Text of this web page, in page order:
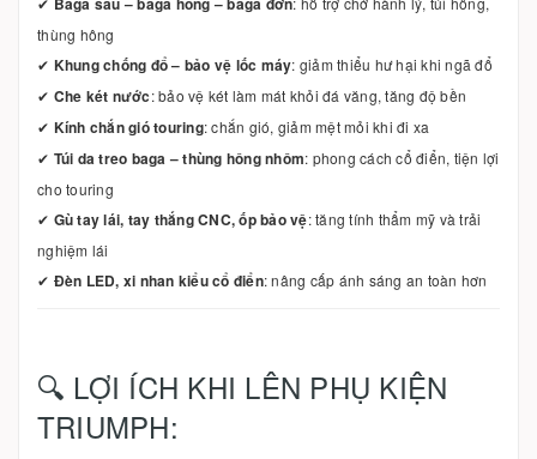
thùng hông
✔ Khung chống đổ – bảo vệ lốc máy: giảm thiểu hư hại khi ngã đổ
✔ Che két nước: bảo vệ két làm mát khỏi đá văng, tăng độ bền
✔ Kính chắn gió touring: chắn gió, giảm mệt mỏi khi đi xa
✔ Túi da treo baga – thùng hông nhôm: phong cách cổ điển, tiện lợi
cho touring
✔ Gù tay lái, tay thắng CNC, ốp bảo vệ: tăng tính thẩm mỹ và trải
nghiệm lái
✔ Đèn LED, xi nhan kiểu cổ điển: nâng cấp ánh sáng an toàn hơn
🔍 LỢI ÍCH KHI LÊN PHỤ KIỆN
TRIUMPH: